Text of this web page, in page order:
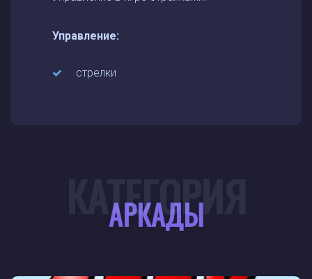
Управление:
стрелки
АРКАДЫ
КАТЕГОРИЯ